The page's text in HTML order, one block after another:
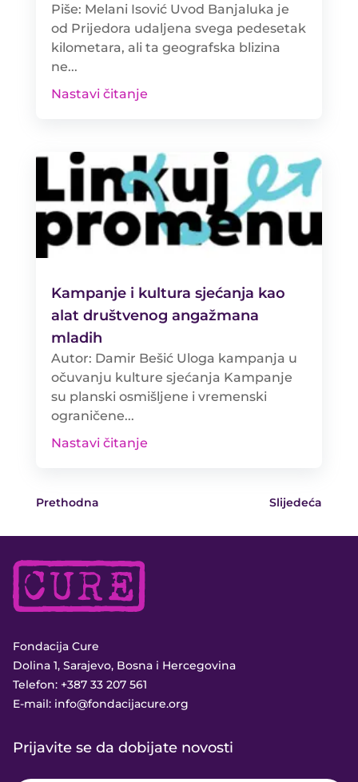
Piše: Melani Isović Uvod Banjaluka je
od Prijedora udaljena svega pedesetak
kilometara, ali ta geografska blizina
ne...
Nastavi čitanje
Kampanje i kultura sjećanja kao
alat društvenog angažmana
mladih
Autor: Damir Bešić Uloga kampanja u
očuvanju kulture sjećanja Kampanje
su planski osmišljene i vremenski
ograničene...
Nastavi čitanje
Prethodna Slijedeća
Fondacija Cure
Dolina 1, Sarajevo, Bosna i Hercegovina
Telefon: +387 33 207 561
E-mail: info@fondacijacure.org
Prijavite se da dobijate novosti